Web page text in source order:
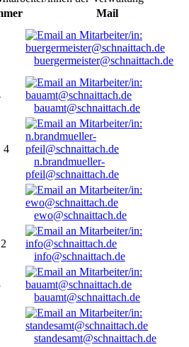
Mail
buergermeister@schnaittach.de
bauamt@schnaittach.de
4
n.brandmueller-
pfeil@schnaittach.de
ewo@schnaittach.de
info@schnaittach.de
bauamt@schnaittach.de
standesamt@schnaittach.de